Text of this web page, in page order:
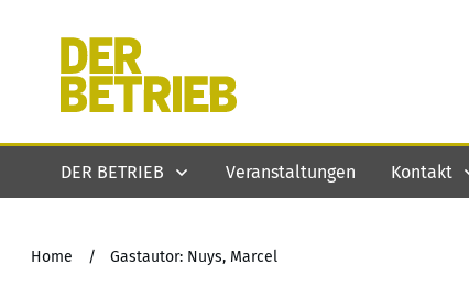
DER BETRIEB Veranstaltungen Kontakt
Home / Gastautor: Nuys, Marcel